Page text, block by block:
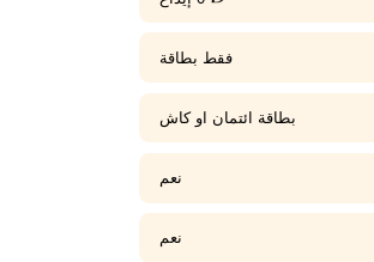
فقط بطاقة
بطاقة ائتمان او كاش
نعم
نعم